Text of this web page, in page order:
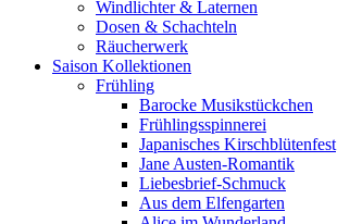
Windlichter & Laternen
Dosen & Schachteln
Räucherwerk
Saison Kollektionen
Frühling
Barocke Musikstückchen
Frühlingsspinnerei
Japanisches Kirschblütenfest
Jane Austen-Romantik
Liebesbrief-Schmuck
Aus dem Elfengarten